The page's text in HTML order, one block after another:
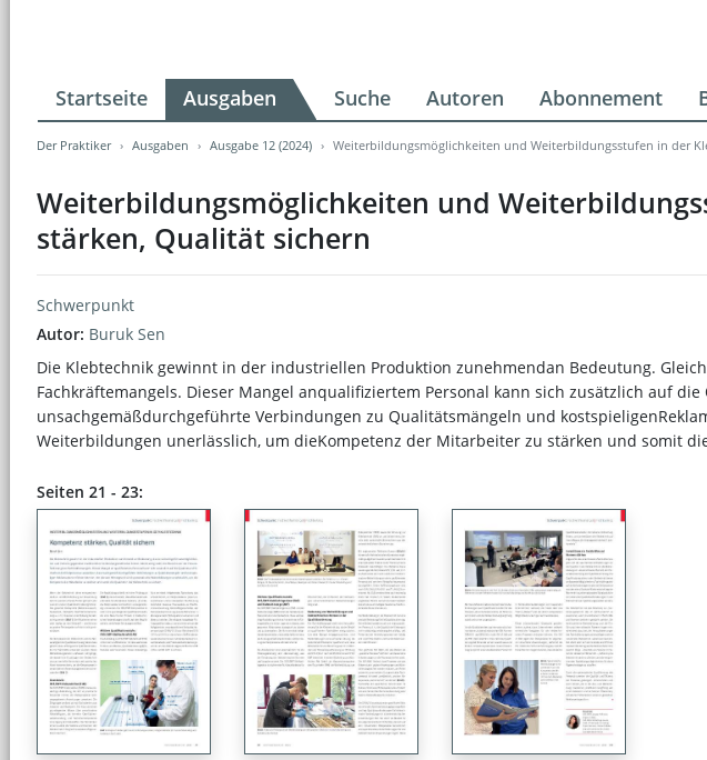
Startseite Ausgaben Suche Autoren Abonnement
Der Praktiker Ausgaben Ausgabe 12 (2024) Weiterbildungsmöglichkeiten und Weiterbildungsstufen in der
Weiterbildungsmöglichkeiten und
stärken, Qualität sichern
Schwerpunkt
Autor: Buruk Sen
Die Klebtechnik gewinnt in der industriellen Produktion zunehmendan Bedeutung.
Fachkräftemangels. Dieser Mangel anqualifiziertem Personal kann sich zusätzlich auf
unsachgemäßdurchgeführte Verbindungen zu Qualitätsmängeln und
Weiterbildungen unerlässlich, um dieKompetenz der Mitarbeiter zu stärken und somit
Seiten 21 - 23: